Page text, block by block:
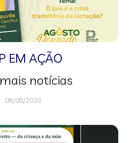
EM AÇÃO
notícias
08/06/2026